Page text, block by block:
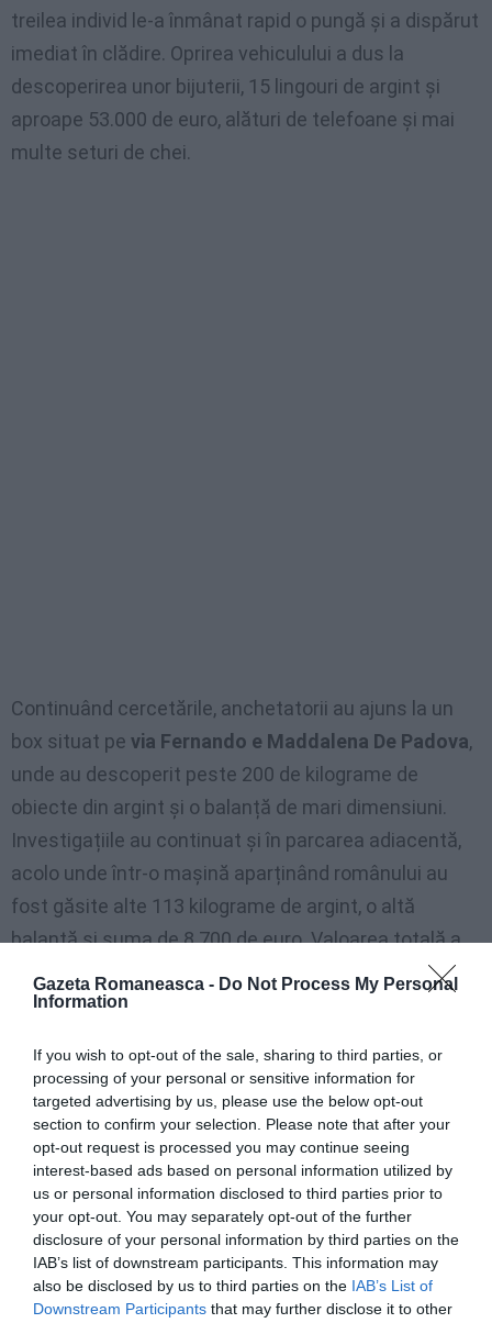
Gazeta Romaneasca - Do Not Process My Personal
Information
If you wish to opt-out of the sale, sharing to third parties, or
processing of your personal or sensitive information for
targeted advertising by us, please use the below opt-out
section to confirm your selection. Please note that after your
opt-out request is processed you may continue seeing
interest-based ads based on personal information utilized by
us or personal information disclosed to third parties prior to
your opt-out. You may separately opt-out of the further
disclosure of your personal information by third parties on the
IAB’s list of downstream participants. This information may
also be disclosed by us to third parties on the IAB’s List of
Downstream Participants that may further disclose it to other
treilea individ le-a înmânat rapid o pungă și a dispărut
imediat în clădire. Oprirea vehiculului a dus la
descoperirea unor bijuterii, 15 lingouri de argint și
aproape 53.000 de euro, alături de telefoane și mai
multe seturi de chei.
Continuând cercetările, anchetatorii au ajuns la un
box situat pe via Fernando e Maddalena De Padova,
unde au descoperit peste 200 de kilograme de
obiecte din argint și o balanță de mari dimensiuni.
Investigațiile au continuat și în parcarea adiacentă,
acolo unde într-o mașină aparținând românului au
fost găsite alte 113 kilograme de argint, o altă
balanță și suma de 8.700 de euro. Valoarea totală a
bunurilor confiscate este uriașă.
continuat activitatea în ciuda interdicției